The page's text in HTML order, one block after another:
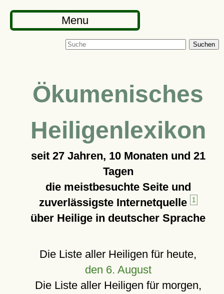
Menu
Suchen
Ökumenisches
Heiligenlexikon
seit 27 Jahren, 10 Monaten und 21
Tagen
die meistbesuchte Seite und
zuverlässigste Internetquelle
1
über Heilige in deutscher Sprache
Die Liste aller Heiligen für heute,
den 6. August
Die Liste aller Heiligen für morgen,